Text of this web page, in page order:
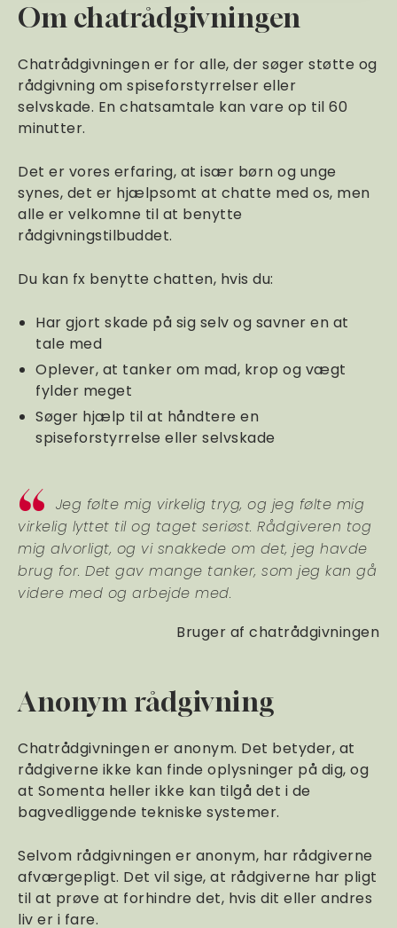
Om chatrådgivningen
Chatrådgivningen er for alle, der søger støtte og
rådgivning om spiseforstyrrelser eller
selvskade. En chatsamtale kan vare op til 60
minutter.
Det er vores erfaring, at især børn og unge
synes, det er hjælpsomt at chatte med os, men
alle er velkomne til at benytte
rådgivningstilbuddet.
Du kan fx benytte chatten, hvis du:
Har gjort skade på sig selv og savner en at
tale med
Oplever, at tanker om mad, krop og vægt
fylder meget
Søger hjælp til at håndtere en
spiseforstyrrelse eller selvskade
Jeg følte mig virkelig tryg, og jeg følte mig
virkelig lyttet til og taget seriøst. Rådgiveren tog
mig alvorligt, og vi snakkede om det, jeg havde
brug for. Det gav mange tanker, som jeg kan gå
videre med og arbejde med.
Bruger af chatrådgivningen
Anonym rådgivning
Chatrådgivningen er anonym. Det betyder, at
rådgiverne ikke kan finde oplysninger på dig, og
at Somenta heller ikke kan tilgå det i de
bagvedliggende tekniske systemer.
Selvom rådgivningen er anonym, har rådgiverne
afværgepligt. Det vil sige, at rådgiverne har pligt
til at prøve at forhindre det, hvis dit eller andres
liv er i fare.